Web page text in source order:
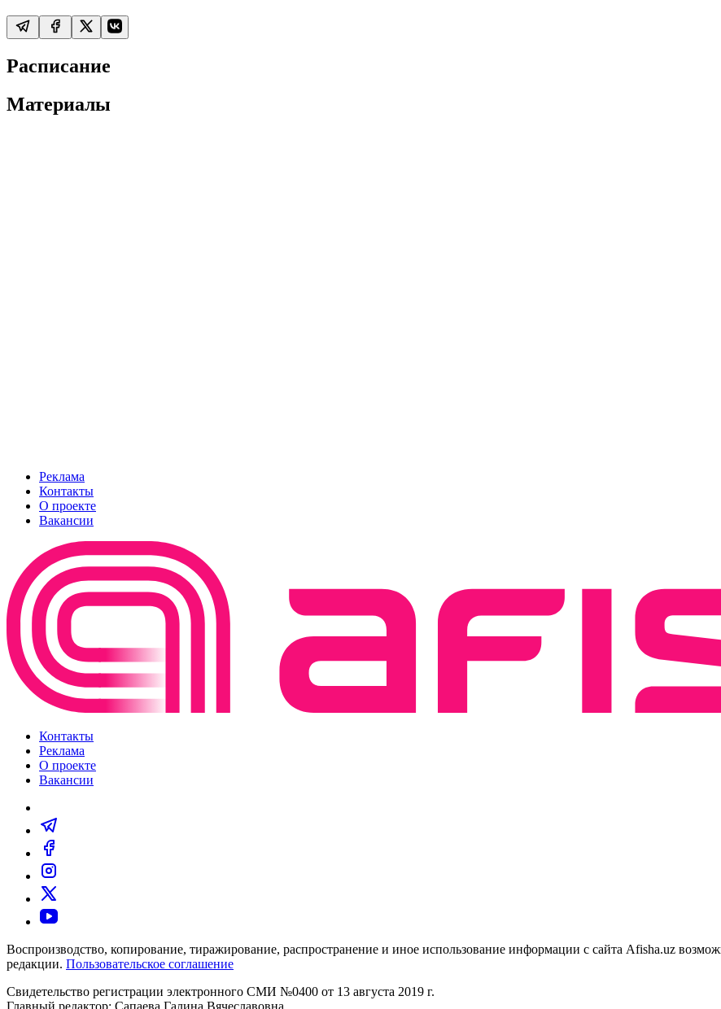
Расписание
Материалы
Реклама
Контакты
О проекте
Вакансии
Контакты
Реклама
О проекте
Вакансии
Воспроизводство, копирование, тиражирование, распространение и иное использование информации с сайта Afisha.uz
редакции. Пользовательское соглашение
Свидетельство регистрации электронного СМИ №0400 от 13 августа 2019 г.
Главный редактор: Сапаева Галина Вячеславовна